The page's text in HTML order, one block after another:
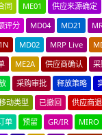
同 ME01 供应来源确定
评分 MD04 MD21
MD02 MRP Live
ME2A 供应商确认
采购审批 释放策略
动类型 已撤回 供应商
单 预留 GR/IR MIRO